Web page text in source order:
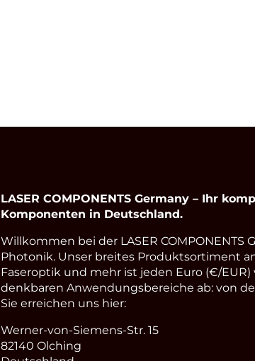
LASER COMPONENTS Germany – Ihr
Komponenten in Deutschland.
Willkommen bei der LASER
Photonik. Unser breites Produktsortiment
Faseroptik und mehr ist jeden Euro (€/
denkbaren Anwendungsbereiche ab: von
Sie erreichen uns hier:
Werner-von-Siemens-Str. 15
82140 Olching